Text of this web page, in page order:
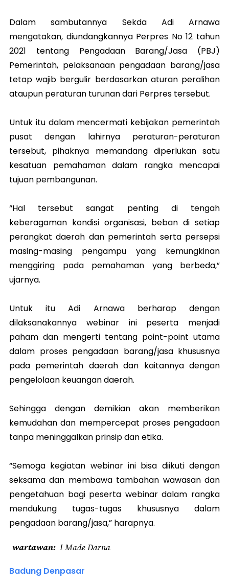
Dalam sambutannya Sekda Adi Arnawa
mengatakan, diundangkannya Perpres No 12 tahun
2021 tentang Pengadaan Barang/Jasa (PBJ)
Pemerintah, pelaksanaan pengadaan barang/jasa
tetap wajib bergulir berdasarkan aturan peralihan
ataupun peraturan turunan dari Perpres tersebut.
Untuk itu dalam mencermati kebijakan pemerintah
pusat dengan lahirnya peraturan-peraturan
tersebut, pihaknya memandang diperlukan satu
kesatuan pemahaman dalam rangka mencapai
tujuan pembangunan.
“Hal tersebut sangat penting di tengah
keberagaman kondisi organisasi, beban di setiap
perangkat daerah dan pemerintah serta persepsi
masing-masing pengampu yang kemungkinan
menggiring pada pemahaman yang berbeda,”
ujarnya.
Untuk itu Adi Arnawa berharap dengan
dilaksanakannya webinar ini peserta menjadi
paham dan mengerti tentang point-point utama
dalam proses pengadaan barang/jasa khususnya
pada pemerintah daerah dan kaitannya dengan
pengelolaan keuangan daerah.
Sehingga dengan demikian akan memberikan
kemudahan dan mempercepat proses pengadaan
tanpa meninggalkan prinsip dan etika.
“Semoga kegiatan webinar ini bisa diikuti dengan
seksama dan membawa tambahan wawasan dan
pengetahuan bagi peserta webinar dalam rangka
mendukung tugas-tugas khususnya dalam
pengadaan barang/jasa,” harapnya.
wartawan I Made Darna
Badung Denpasar